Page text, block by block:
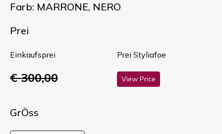
Farb: MARRONE, NERO
Prei
Einkaufsprei
€ 300,00
Prei Styliafoe
View Price
GrÖss